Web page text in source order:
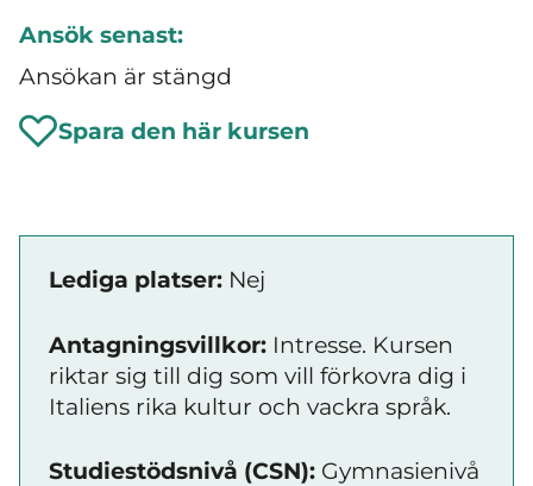
Ansök senast:
Ansökan är stängd
Spara den här kursen
Lediga platser: Nej
Antagningsvillkor: Intresse. Kursen
riktar sig till dig som vill förkovra dig i
Italiens rika kultur och vackra språk.
Studiestödsnivå (CSN): Gymnasienivå